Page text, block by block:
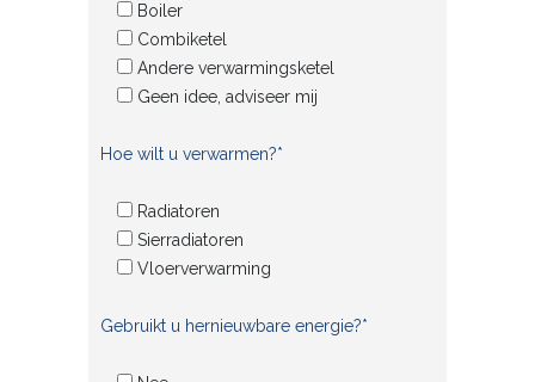
Boiler
Combiketel
Andere verwarmingsketel
Geen idee, adviseer mij
Hoe wilt u verwarmen?*
Radiatoren
Sierradiatoren
Vloerverwarming
Gebruikt u hernieuwbare energie?*